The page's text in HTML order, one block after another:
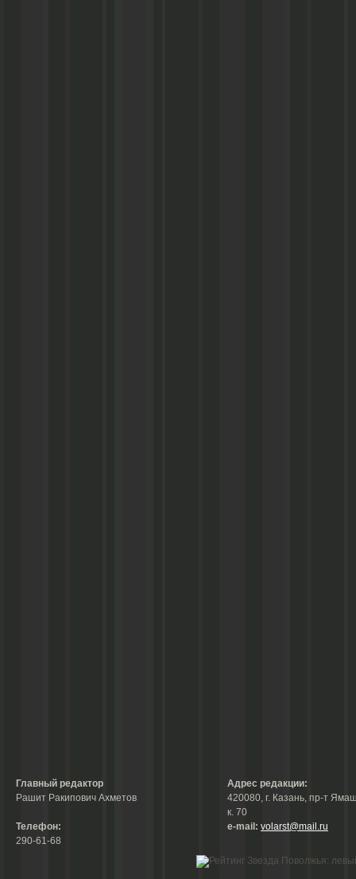
Главный редактор
Рашит Ракипович Ахметов
Телефон:
290-61-68
Адрес редакции:
420080, г. Казань, пр-т
к. 70
е-mail: volarst@mail.ru